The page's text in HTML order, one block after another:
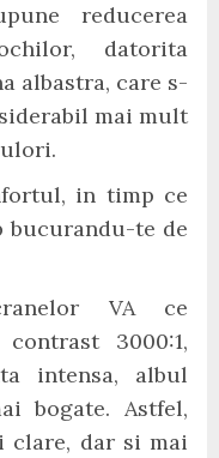
reducerea
datorita
albastra, care s-
mai mult
in timp ce
te de
VA ce
3000:1,
intensa, albul
bogate. Astfel,
clare, dar si mai